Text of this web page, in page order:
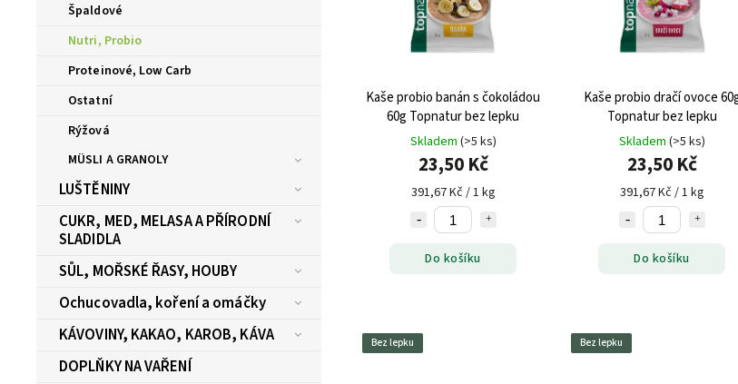
Špaldové
Nutri, Probio
Proteinové, Low Carb
Ostatní
Rýžová
MÜSLI A GRANOLY
LUŠTĚNINY
CUKR, MED, MELASA A PŘÍRODNÍ
SLADIDLA
SŮL, MOŘSKÉ ŘASY, HOUBY
Ochucovadla, koření a omáčky
KÁVOVINY, KAKAO, KAROB, KÁVA
DOPLŇKY NA VAŘENÍ
Kaše probio banán s čokoládou
60g Topnatur bez lepku
Skladem (>5 ks)
23,50 Kč
391,67 Kč / 1 kg
Do košíku
Kaše probio dračí ovoce
Topnatur bez lepku
Skladem (>5 ks)
23,50 Kč
391,67 Kč / 1 kg
Do košíku
Bez lepku Bez lepku